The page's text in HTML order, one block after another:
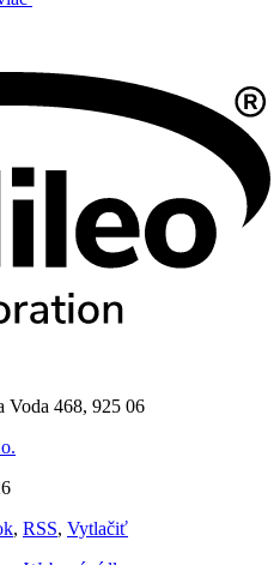
Voda 468, 925 06
, RSS, Vytlačiť